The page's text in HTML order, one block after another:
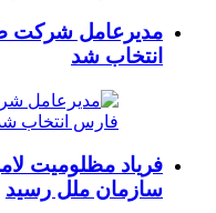
مدیرعامل شرکت
انتخاب شد
فریاد مظلومیت
سازمان ملل رسید